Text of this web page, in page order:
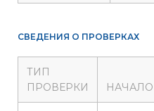
СВЕДЕНИЯ О ПРОВЕРКАХ
ТИП
ПРОВЕРКИ
НАЧАЛО